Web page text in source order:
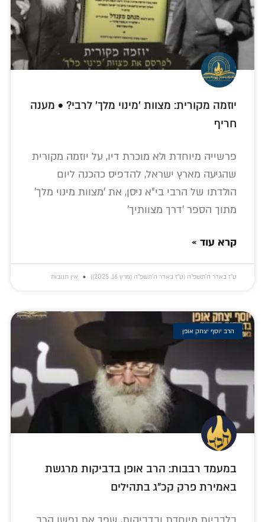
יוזמה מקורית: מצוות 'מינוי מלך' לרבי? • מענה
חריף
פרשייה מיוחדת ולא מוכרת דיו, על יוזמה מקורית
שהגיעה מארץ ישראל, להדפיס כהכנה ליום
הולדתו של הרבי בי"א ניסן, את 'מצוות מינוי מלך'
מתוך הספר 'דרך מצוותיך'
קרא עוד »
ט״ז באדר ה׳תשפ״ה (ט״ז באדר ה׳תשפ״ה (מרץ 16, 2025)) אין תגובות
הרב יוסף יצחק אופן
במעמד רבבות: הרב אופן בדביקות מרגשת
באמירת פרק קכ"ג בתהילים